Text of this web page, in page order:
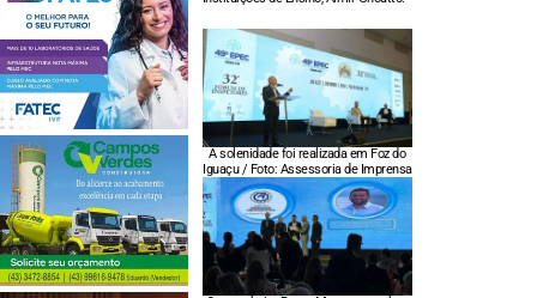
A solenidade foi realizada em Foz do
Iguaçu / Foto: Assessoria de Imprensa